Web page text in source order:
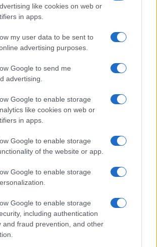
like cookies on web or
in apps.
my user data to be sent to
advertising purposes.
Google to send me
advertising.
Google to enable storage
like cookies on web or
in apps.
Google to enable storage
of the website or app.
Google to enable storage
Google to enable storage
including authentication
and fraud prevention, and other
un’esperienza olfattiva unica in un
di profumi